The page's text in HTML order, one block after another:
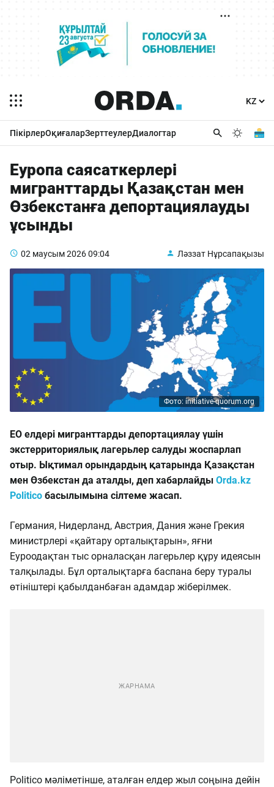
ПікірлерОқиғаларЗерттеулерДиалогтар
Еуропа саясаткерлері
мигранттарды Қазақстан мен
Өзбекстанға депортациялауды
ұсынды
02 маусым 202609:04 Ләззат Нұрсапақызы
Фото: initiative-quorum.org
ЕО елдері мигранттарды депортациялау үшін
экстерриториялық лагерьлер салуды жоспарлап
отыр. Ықтимал орындардың қатарында Қазақстан
мен Өзбекстан да аталды, деп хабарлайды Orda.kz
Politico басылымына сілтеме жасап.
Германия, Нидерланд, Австрия, Дания және Грекия
министрлері «қайтару орталықтарын», яғни
Еуроодақтан тыс орналасқан лагерьлер құру идеясын
талқылады. Бұл орталықтарға баспана беру туралы
өтініштері қабылданбаған адамдар жіберілмек.
Politico мәліметінше, аталған елдер жыл соңына дейін